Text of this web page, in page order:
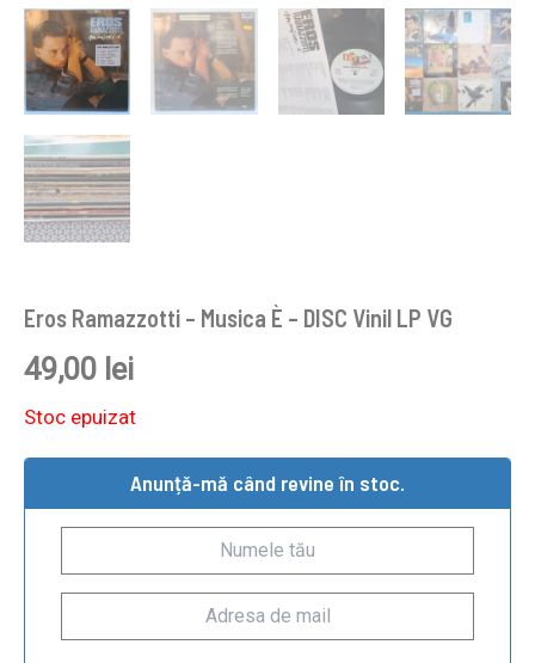
Eros Ramazzotti – Musica È – DISC Vinil LP VG
49,00 lei
Stoc epuizat
Anunță-mă când revine în stoc.